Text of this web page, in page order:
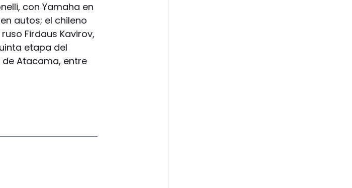
con Yamaha en
autos; el chileno
Firdaus Kavirov,
etapa del
de Atacama, entre